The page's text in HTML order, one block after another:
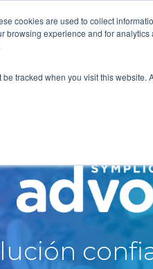
cookies are used to collect
browsing experience and for
be tracked when you visit this